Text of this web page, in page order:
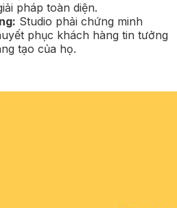
pháp toàn diện.
Studio phải chứng minh
phục khách hàng tin tưởng
tạo của họ.